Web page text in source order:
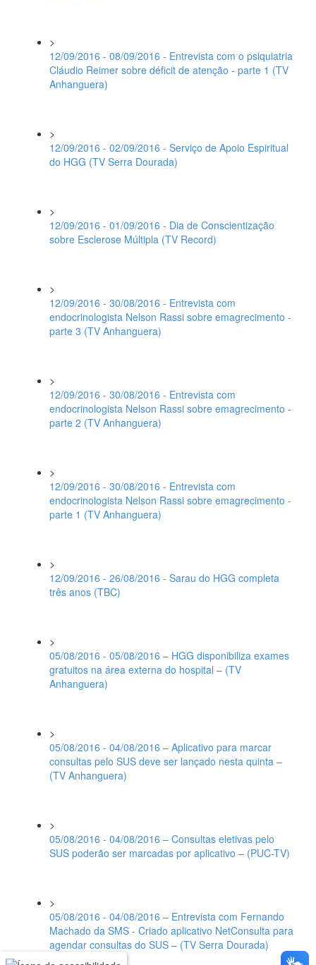
>
12/09/2016 - 08/09/2016 - Entrevista com o psiquiatria
Cláudio Reimer sobre déficit de atenção - parte 1 (TV
Anhanguera)
>
12/09/2016 - 02/09/2016 - Serviço de Apoio Espiritual
do HGG (TV Serra Dourada)
>
12/09/2016 - 01/09/2016 - Dia de Conscientização
sobre Esclerose Múltipla (TV Record)
>
12/09/2016 - 30/08/2016 - Entrevista com
endocrinologista Nelson Rassi sobre emagrecimento -
parte 3 (TV Anhanguera)
>
12/09/2016 - 30/08/2016 - Entrevista com
endocrinologista Nelson Rassi sobre emagrecimento -
parte 2 (TV Anhanguera)
>
12/09/2016 - 30/08/2016 - Entrevista com
endocrinologista Nelson Rassi sobre emagrecimento -
parte 1 (TV Anhanguera)
>
12/09/2016 - 26/08/2016 - Sarau do HGG completa
três anos (TBC)
>
05/08/2016 - 05/08/2016 – HGG disponibiliza exames
gratuitos na área externa do hospital – (TV
Anhanguera)
>
05/08/2016 - 04/08/2016 – Aplicativo para marcar
consultas pelo SUS deve ser lançado nesta quinta –
(TV Anhanguera)
>
05/08/2016 - 04/08/2016 – Consultas eletivas pelo
SUS poderão ser marcadas por aplicativo – (PUC-TV)
>
05/08/2016 - 04/08/2016 – Entrevista com Fernando
Machado da SMS - Criado aplicativo NetConsulta para
agendar consultas do SUS – (TV Serra Dourada)